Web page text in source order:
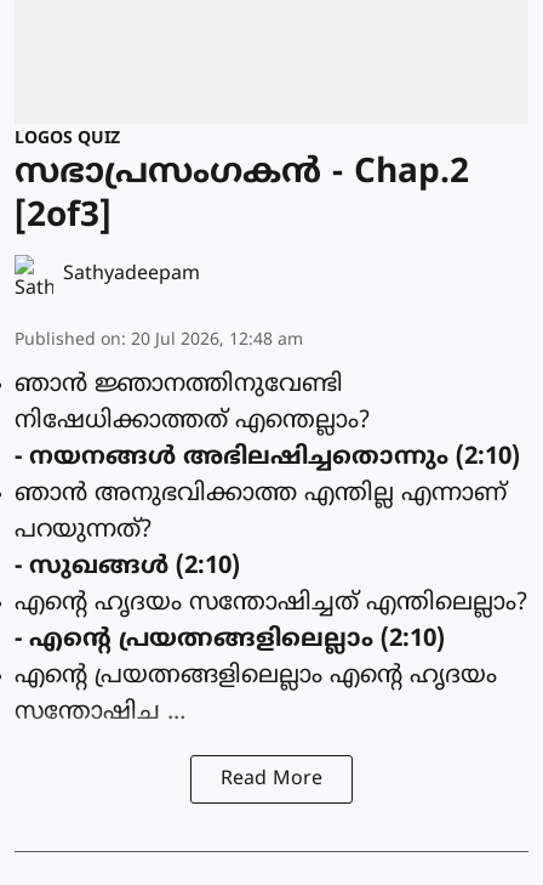
LOGOS QUIZ
സഭാപ്രസംഗകൻ - Chap.2
[2of3]
Sathyadeepam
Published on: 20 Jul 2026, 12:48 am
ഞാന്‍ ജ്ഞാനത്തിനുവേണ്ടി
നിഷേധിക്കാത്തത് എന്തെല്ലാം?
- നയനങ്ങള്‍ അഭിലഷിച്ചതൊന്നും (2:10)
ഞാന്‍ അനുഭവിക്കാത്ത എന്തില്ല എന്നാണ്
പറയുന്നത്?
- സുഖങ്ങള്‍ (2:10)
എന്റെ ഹൃദയം സന്തോഷിച്ചത് എന്തിലെല്ലാം?
- എന്റെ പ്രയത്നങ്ങളിലെല്ലാം (2:10)
എന്റെ പ്രയത്നങ്ങളിലെല്ലാം എന്റെ ഹൃദയം
സന്തോഷിച ...
Read More